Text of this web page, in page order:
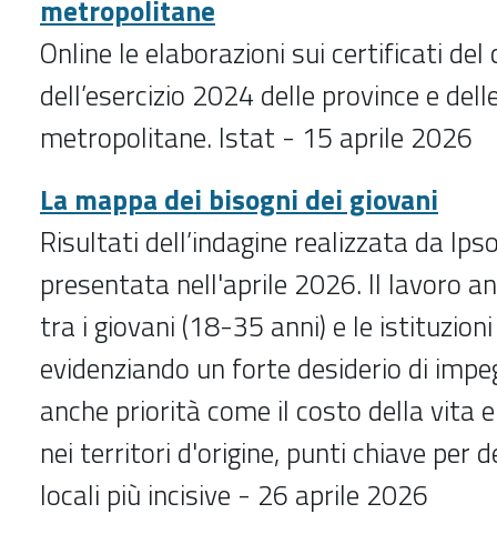
metropolitane
Online le elaborazioni sui certificati del
dell’esercizio 2024 delle province e
metropolitane. Istat - 15 aprile 2026
La mappa dei bisogni dei giovani
Risultati dell’indagine realizzata da
presentata nell'aprile 2026. Il lavoro
tra i giovani (18-35 anni) e le
evidenziando un forte desiderio di
anche priorità come il costo della vita
nei territori d'origine, punti chiave per
locali più incisive - 26 aprile 2026